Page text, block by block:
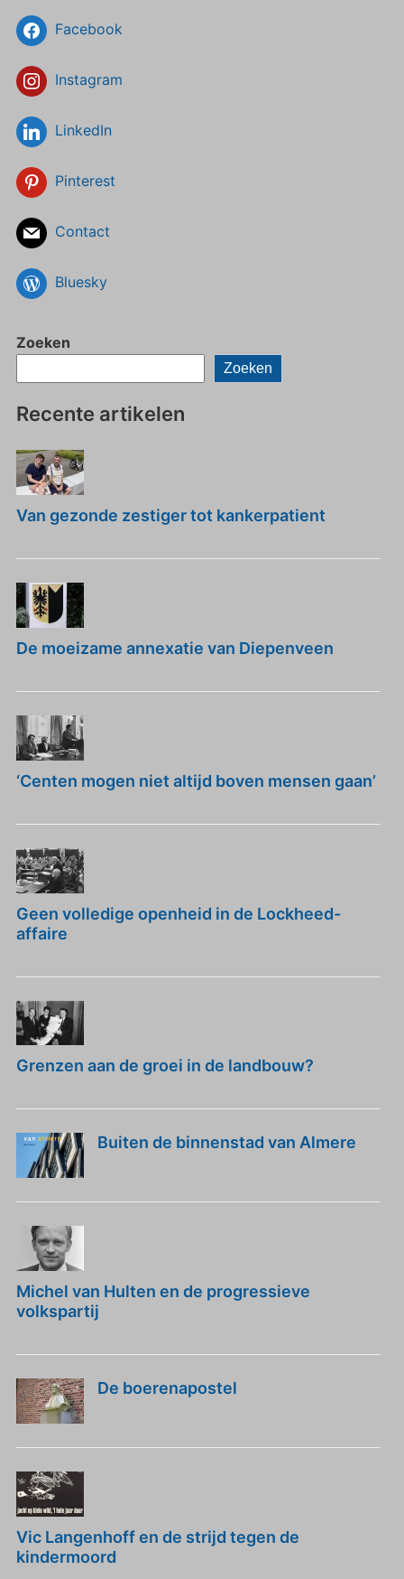
Facebook
Instagram
LinkedIn
Pinterest
Contact
Bluesky
Zoeken
Zoeken
Recente artikelen
Van gezonde zestiger tot kankerpatient
De moeizame annexatie van Diepenveen
‘Centen mogen niet altijd boven mensen gaan’
Geen volledige openheid in de Lockheed-
affaire
Grenzen aan de groei in de landbouw?
Buiten de binnenstad van Almere
Michel van Hulten en de progressieve
volkspartij
De boerenapostel
Vic Langenhoff en de strijd tegen de
kindermoord